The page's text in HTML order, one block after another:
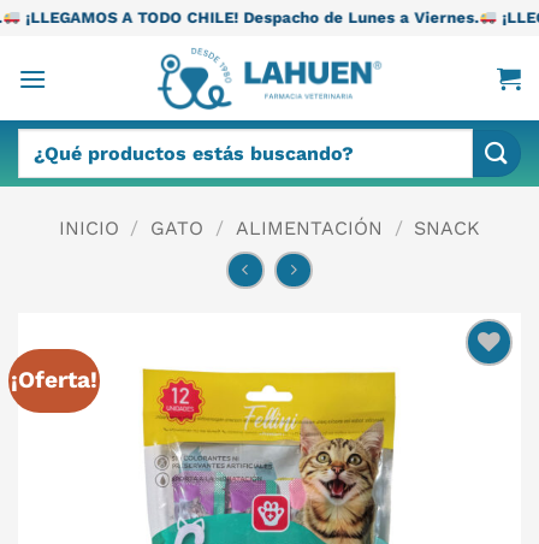
Saltar
contenido
TODO CHILE! Despacho de Lunes a Viernes. ¡LLEGAMOS A
por:
INICIO / GATO / ALIMENTACIÓN / SNACK
¡Oferta!